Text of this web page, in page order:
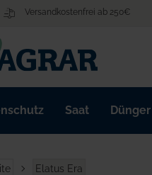
Versandkostenfrei ab 250€
Saat Dünger
Elatus Era